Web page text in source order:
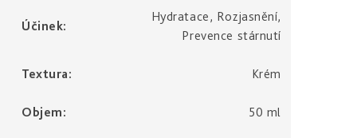
Účinek:
Hydratace, Rozjasnění,
Prevence stárnutí
Textura: Krém
Objem: 50 ml